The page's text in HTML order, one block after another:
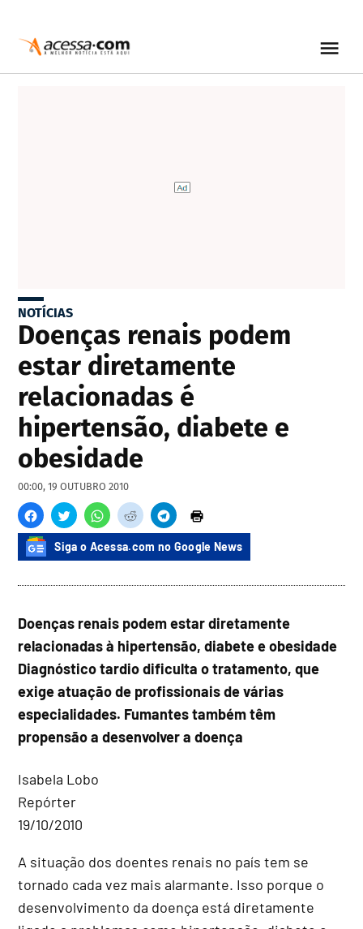
NOTÍCIAS
Doenças renais podem
estar diretamente
relacionadas é
hipertensão, diabete e
obesidade
00:00, 19 OUTUBRO 2010
Siga o Acessa.com no Google News
Doenças renais podem estar diretamente
relacionadas à hipertensão, diabete e obesidade
Diagnóstico tardio dificulta o tratamento, que
exige atuação de profissionais de várias
especialidades. Fumantes também têm
propensão a desenvolver a doença
Isabela Lobo
Repórter
19/10/2010
A situação dos doentes renais no país tem se
tornado cada vez mais alarmante. Isso porque o
desenvolvimento da doença está diretamente